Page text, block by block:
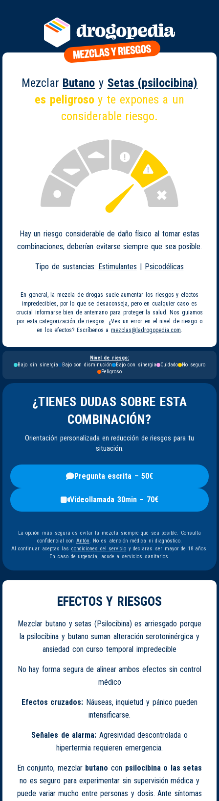
Mezclar Butano y Setas (psilocibina)
es peligrosoy te expones a un
considerable riesgo.
Hay un riesgo considerable de daño físico al tomar estas
combinaciones; deberían evitarse siempre que sea posible.
Tipo de sustancias: Estimulantes | Psicodélicas
En general, la mezcla de drogas suele aumentar los riesgos y efectos
impredecibles, por lo que se desaconseja, pero en cualquier caso es
crucial informarse bien de antemano para proteger la salud. Nos guiamos
por esta categorización de riesgos . ¿Ves un error en el nivel de riesgo o
en los efectos? Escríbenos a mezclas@ladrogopedia.com.
Nivel de riesgo:
Bajo sin sinergia
Bajo con disminución Bajo con sinergia Cuidado
No seguro
Peligroso
¿TIENES DUDAS SOBRE ESTA
COMBINACIÓN?
Orientación personalizada en reducción de riesgos para tu
situación.
Pregunta escrita – 50€
Videollamada 30min – 70€
La opción más segura es evitar la mezcla siempre que sea posible. Consulta
confidencial con Antón. No es atención médica ni diagnóstico.
Al continuar aceptas las condiciones del servicio y declaras ser mayor de 18 años.
En caso de urgencia, acude a servicios sanitarios.
EFECTOS Y RIESGOS
Mezclar butano y setas (Psilocibina) es arriesgado porque
la psilocibina y butano suman alteración serotoninérgica y
ansiedad con curso temporal impredecible
No hay forma segura de alinear ambos efectos sin control
médico
Efectos cruzados: Náuseas, inquietud y pánico pueden
intensificarse.
Señales de alarma: Agresividad descontrolada o
hipertermia requieren emergencia.
En conjunto, mezclar butano con psilocibina o las setas
no es seguro para experimentar sin supervisión médica y
puede variar mucho entre personas y dosis. Ante síntomas